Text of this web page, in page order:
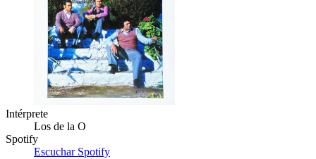
Intérprete
Los de la O
Spotify
Escuchar Spotify